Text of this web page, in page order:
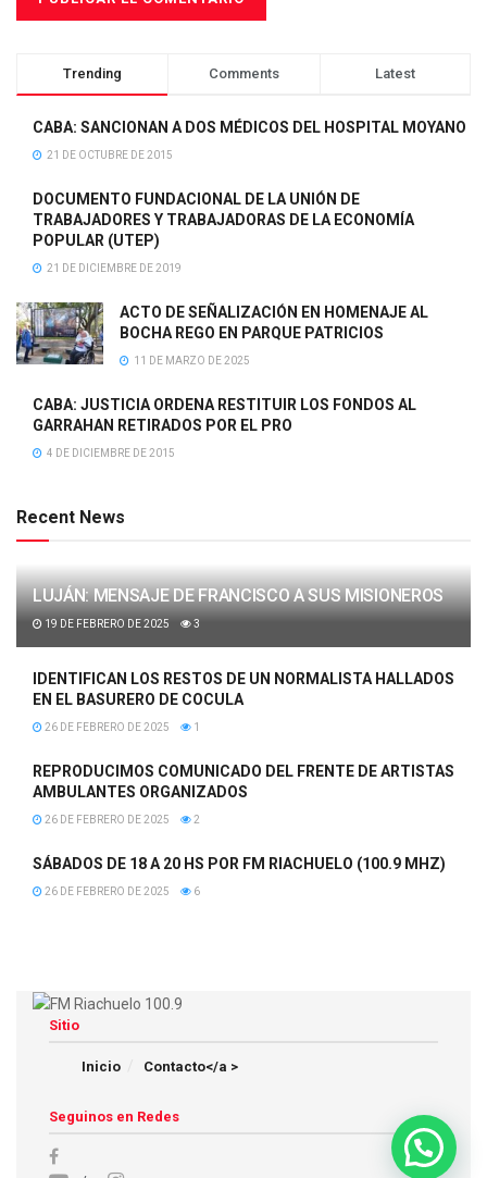
Trending Comments Latest
CABA: SANCIONAN A DOS MÉDICOS DEL HOSPITAL MOYANO
21 DE OCTUBRE DE 2015
DOCUMENTO FUNDACIONAL DE LA UNIÓN DE
TRABAJADORES Y TRABAJADORAS DE LA ECONOMÍA
POPULAR (UTEP)
21 DE DICIEMBRE DE 2019
ACTO DE SEÑALIZACIÓN EN HOMENAJE AL
BOCHA REGO EN PARQUE PATRICIOS
11 DE MARZO DE 2025
CABA: JUSTICIA ORDENA RESTITUIR LOS FONDOS AL
GARRAHAN RETIRADOS POR EL PRO
4 DE DICIEMBRE DE 2015
Recent News
LUJÁN: MENSAJE DE FRANCISCO A SUS MISIONEROS
19 DE FEBRERO DE 2025 3
IDENTIFICAN LOS RESTOS DE UN NORMALISTA HALLADOS
EN EL BASURERO DE COCULA
26 DE FEBRERO DE 2025 1
REPRODUCIMOS COMUNICADO DEL FRENTE DE ARTISTAS
AMBULANTES ORGANIZADOS
26 DE FEBRERO DE 2025 2
SÁBADOS DE 18 A 20 HS POR FM RIACHUELO (100.9 MHZ)
26 DE FEBRERO DE 2025 6
Sitio
Inicio Contacto</a >
Seguinos en Redes